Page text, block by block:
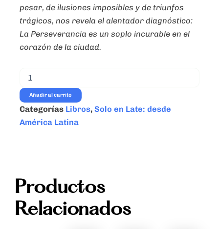
pesar, de ilusiones imposibles y de triunfos
trágicos, nos revela el alentador diagnóstico:
La Perseverancia es un soplo incurable en el
corazón de la ciudad.
Perseverancia
-
Juan
Salazar
Piedrahita
cantidad
Añadir al carrito
Categorías Libros, Solo en Late: desde
América Latina
Productos
Relacionados